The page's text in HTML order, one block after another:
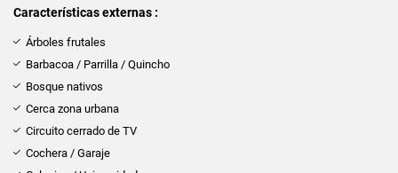
Características externas :
Árboles frutales
Barbacoa / Parrilla / Quincho
Bosque nativos
Cerca zona urbana
Circuito cerrado de TV
Cochera / Garaje